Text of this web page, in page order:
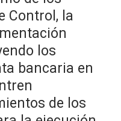
Control, la
los
bancaria en
de los